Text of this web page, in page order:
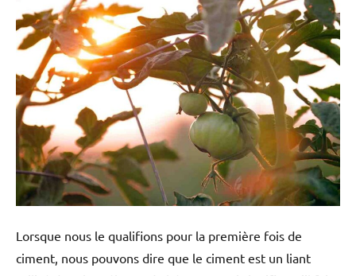
Lorsque nous le qualifions pour la première fois de
ciment, nous pouvons dire que le ciment est un liant